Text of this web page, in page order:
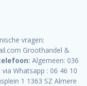
vragen:
Groothandel &
Algemeen: 036
Whatsapp : 06 46 10
1 1363 SZ Almere